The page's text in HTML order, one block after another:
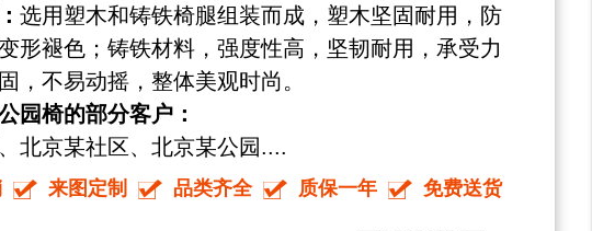
选用塑木和铸铁椅腿组装而成，塑木坚固耐用，防
形褪色；铸铁材料，强度性高，坚韧耐用，承受力
，不易动摇，整体美观时尚。
园椅的部分客户：
北京某社区、北京某公园....
来图定制 品类齐全 质保一年 免费送货